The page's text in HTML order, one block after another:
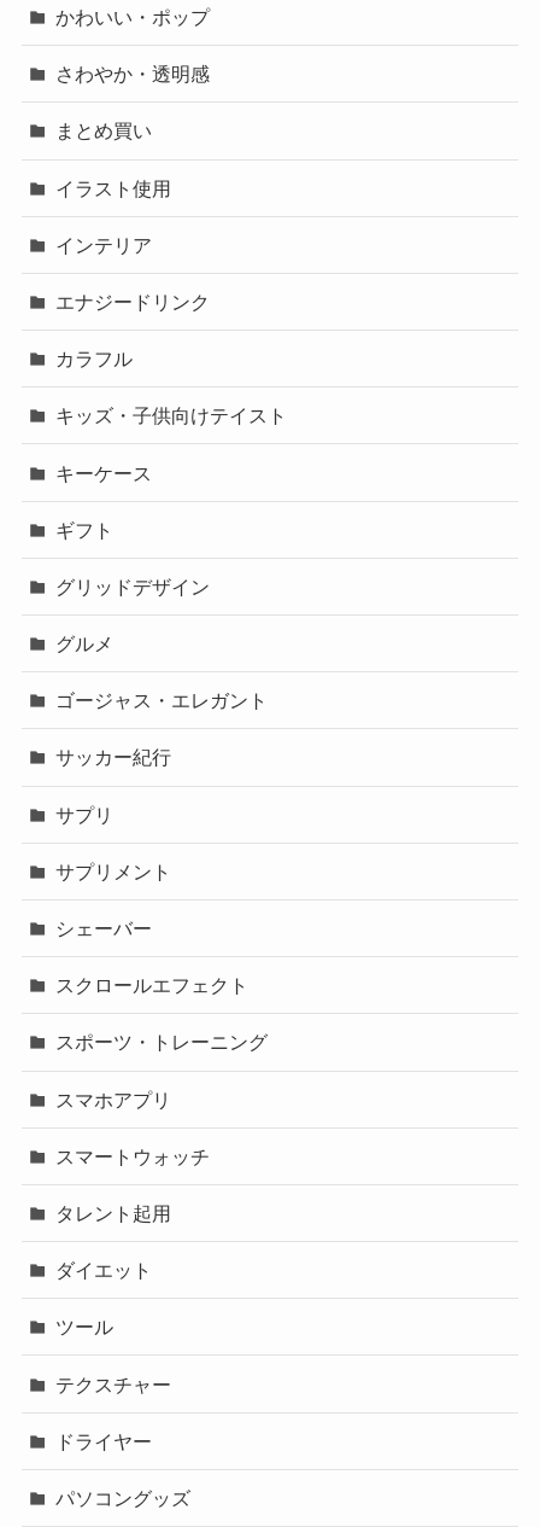
かわいい・ポップ
さわやか・透明感
まとめ買い
イラスト使用
インテリア
エナジードリンク
カラフル
キッズ・子供向けテイスト
キーケース
ギフト
グリッドデザイン
グルメ
ゴージャス・エレガント
サッカー紀行
サプリ
サプリメント
シェーバー
スクロールエフェクト
スポーツ・トレーニング
スマホアプリ
スマートウォッチ
タレント起用
ダイエット
ツール
テクスチャー
ドライヤー
パソコングッズ